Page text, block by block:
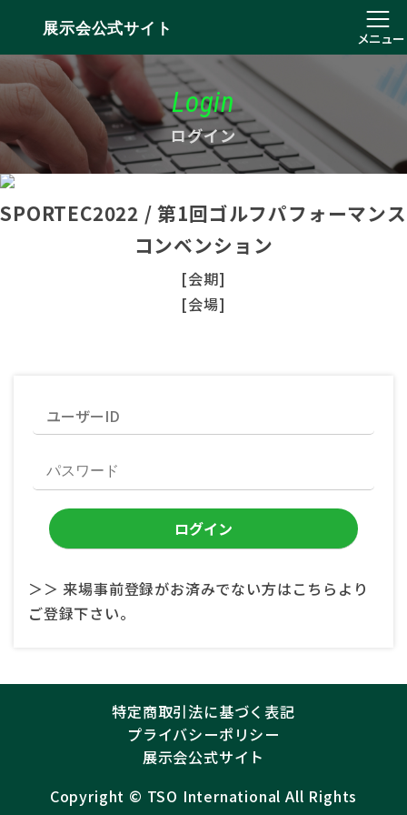
展示会公式サイト
メニュー
Login
ログイン
SPORTEC2022 / 第1回ゴルフパフォーマンス
コンベンション
[会期]
[会場]
＞＞ 来場事前登録がお済みでない方はこちらより
ご登録下さい。
特定商取引法に基づく表記
プライバシーポリシー
展示会公式サイト
Copyright ©︎ TSO International All Rights